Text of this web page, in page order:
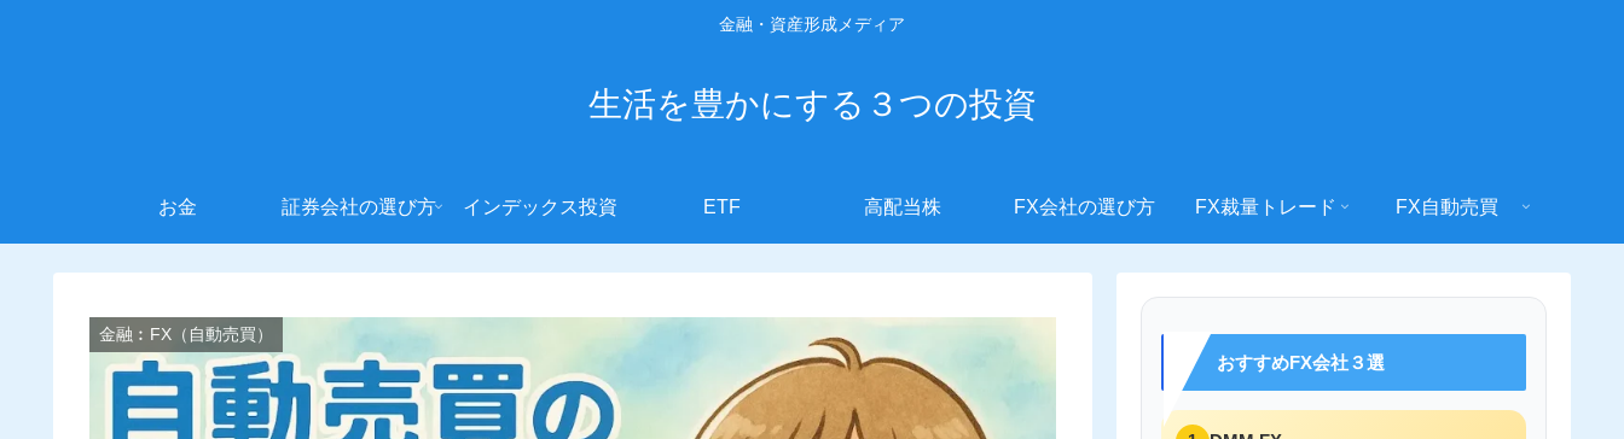
金融・資産形成メディア
生活を豊かにする３つの投資
お金 証券会社の選び方 インデックス投資 ETF 高配当株 FX会社の選び方 FX裁量トレード FX自動売買
金融︰FX（自動売買）
おすすめFX会社３選